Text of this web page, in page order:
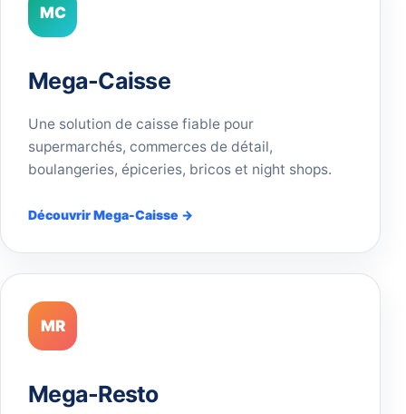
MC
Mega-Caisse
Une solution de caisse fiable pour
supermarchés, commerces de détail,
boulangeries, épiceries, bricos et night shops.
Découvrir Mega-Caisse →
MR
Mega-Resto